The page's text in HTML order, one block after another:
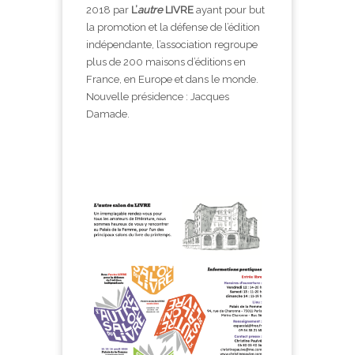
2018 par L’autre LIVRE ayant pour but
la promotion et la défense de l’édition
indépendante, l’association regroupe
plus de 200 maisons d’éditions en
France, en Europe et dans le monde.
Nouvelle présidence : Jacques
Damade.